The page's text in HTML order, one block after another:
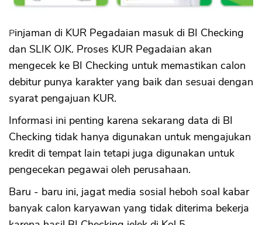
Pinjaman di KUR Pegadaian masuk di BI Checking
dan SLIK OJK. Proses KUR Pegadaian akan
mengecek ke BI Checking untuk memastikan calon
debitur punya karakter yang baik dan sesuai dengan
syarat pengajuan KUR.
Informasi ini penting karena sekarang data di BI
Checking tidak hanya digunakan untuk mengajukan
kredit di tempat lain tetapi juga digunakan untuk
pengecekan pegawai oleh perusahaan.
Baru - baru ini, jagat media sosial heboh soal kabar
banyak calon karyawan yang tidak diterima bekerja